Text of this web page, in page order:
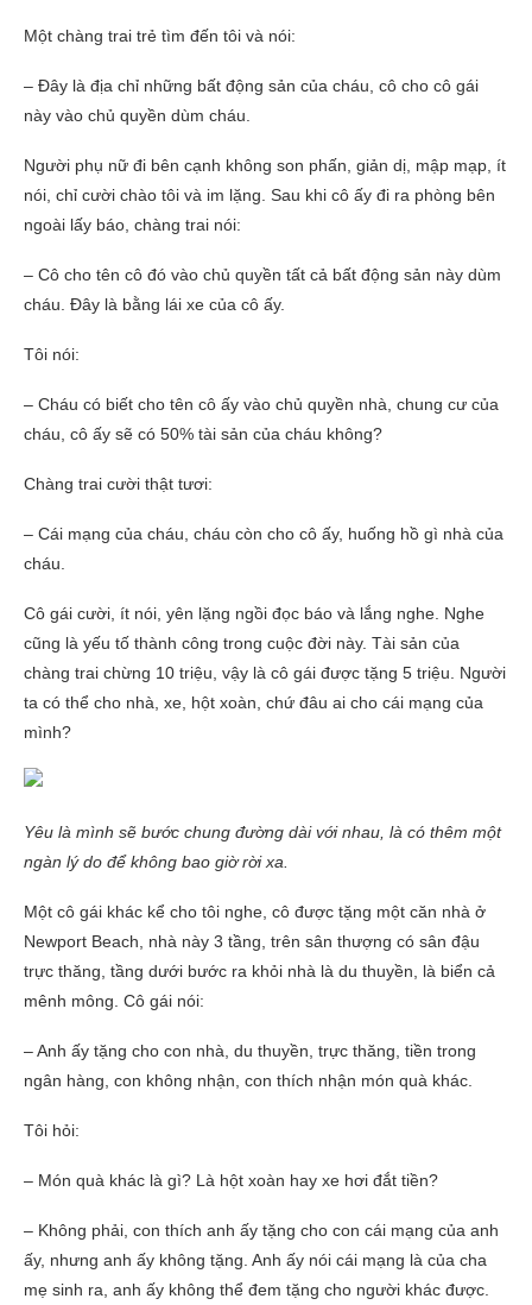
Một chàng trai trẻ tìm đến tôi và nói:
– Đây là địa chỉ những bất động sản của cháu, cô cho cô gái
này vào chủ quyền dùm cháu.
Người phụ nữ đi bên cạnh không son phấn, giản dị, mập mạp, ít
nói, chỉ cười chào tôi và im lặng. Sau khi cô ấy đi ra phòng bên
ngoài lấy báo, chàng trai nói:
– Cô cho tên cô đó vào chủ quyền tất cả bất động sản này dùm
cháu. Đây là bằng lái xe của cô ấy.
Tôi nói:
– Cháu có biết cho tên cô ấy vào chủ quyền nhà, chung cư của
cháu, cô ấy sẽ có 50% tài sản của cháu không?
Chàng trai cười thật tươi:
– Cái mạng của cháu, cháu còn cho cô ấy, huống hồ gì nhà của
cháu.
Cô gái cười, ít nói, yên lặng ngồi đọc báo và lắng nghe. Nghe
cũng là yếu tố thành công trong cuộc đời này. Tài sản của
chàng trai chừng 10 triệu, vậy là cô gái được tặng 5 triệu. Người
ta có thể cho nhà, xe, hột xoàn, chứ đâu ai cho cái mạng của
mình?
Yêu là mình sẽ bước chung đường dài với nhau, là có thêm một
ngàn lý do để không bao giờ rời xa.
Một cô gái khác kể cho tôi nghe, cô được tặng một căn nhà ở
Newport Beach, nhà này 3 tầng, trên sân thượng có sân đậu
trực thăng, tầng dưới bước ra khỏi nhà là du thuyền, là biển cả
mênh mông. Cô gái nói:
– Anh ấy tặng cho con nhà, du thuyền, trực thăng, tiền trong
ngân hàng, con không nhận, con thích nhận món quà khác.
Tôi hỏi:
– Món quà khác là gì? Là hột xoàn hay xe hơi đắt tiền?
– Không phải, con thích anh ấy tặng cho con cái mạng của anh
ấy, nhưng anh ấy không tặng. Anh ấy nói cái mạng là của cha
mẹ sinh ra, anh ấy không thể đem tặng cho người khác được.